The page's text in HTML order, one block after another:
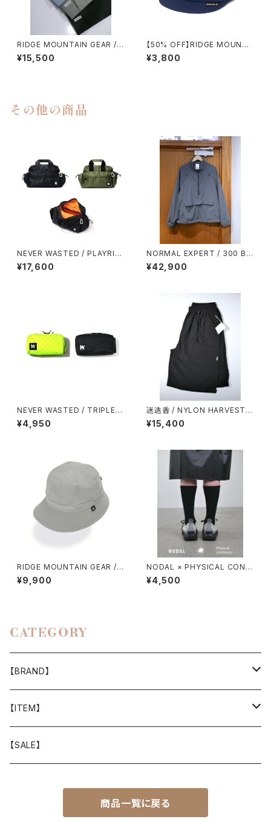
RIDGE MOUNTAIN GEAR / B
ASIC SHORT SLEEVE SHIR
T（WOMEN）
¥15,500
【50% OFF】RIDGE MOUNTA
IN GEAR / BASIC CAP
¥3,800
その他の商品
NEVER WASTED / PLAYRIP
（MA-1）
¥17,600
NORMAL EXPERT / 300 BL
OUSON
¥42,900
NEVER WASTED / TRIPLEY
ES（ECOPAK）
¥4,950
迷迭香 / NYLON HARVEST L
OOSE SHORTS（2026）
¥15,400
RIDGE MOUNTAIN GEAR / E
NOUGH HAT（NT）
¥9,900
NODAL × PHYSICAL CONT
MPRY.
¥4,500
CATEGORY
【BRAND】
山と道
T-SHIRT
迷迭香
【ITEM】
WEAR
【SALE】
商品一覧に戻る